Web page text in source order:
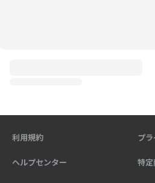
利用規約 プ
ヘルプセンター 特